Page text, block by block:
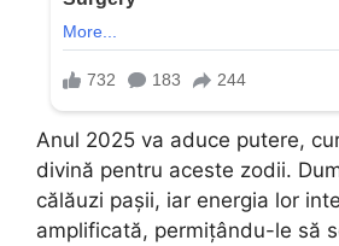
Anul 2025 va aduce putere,
divină pentru aceste zodii.
călăuzi pașii, iar energia lor
amplificată, permițându-le să